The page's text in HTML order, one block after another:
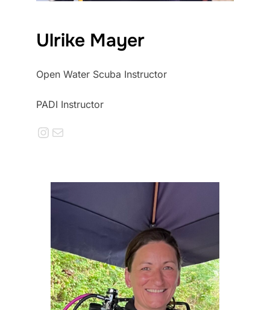
Ulrike Mayer
Open Water Scuba Instructor
PADI Instructor
Instagram E-Mail